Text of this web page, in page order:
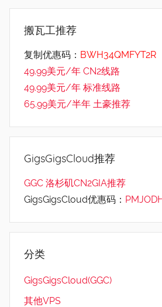
搬瓦工推荐
复制优惠码： BWH34QMFYT2R
49.99美元/年 CN2线路
49.99美元/年 标准线路
65.99美元/半年 土豪推荐
GigsGigsCloud推荐
GGC 洛杉矶CN2GIA推荐
GigsGigsCloud优惠码：
分类
GigsGigsCloud(GGC)
其他VPS